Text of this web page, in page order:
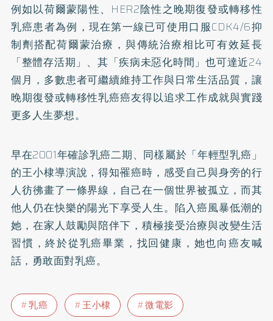
例如以荷爾蒙陽性、HER2陰性之晚期復發或轉移性
乳癌患者為例，現在第一線已可使用口服CDK4/6抑
制劑搭配荷爾蒙治療，與傳統治療相比可有效延長
「整體存活期」、其「疾病未惡化時間」也可達近24
個月，多數患者可繼續維持工作與日常生活品質，讓
晚期復發或轉移性乳癌癌友得以追求工作成就與實踐
更多人生夢想。
早在2001年確診乳癌二期、同樣屬於「年輕型乳癌」
的王小棣導演說，得知罹癌時，感受自己與身旁的行
人彷彿畫了一條界線，自己在一個世界被孤立，而其
他人仍在快樂的陽光下享受人生。陷入癌風暴低潮的
她，在家人鼓勵與陪伴下，積極接受治療與改變生活
習慣，終於從乳癌畢業，找回健康，她也向癌友喊
話，勇敢面對乳癌。
乳癌 王小棣 微電影